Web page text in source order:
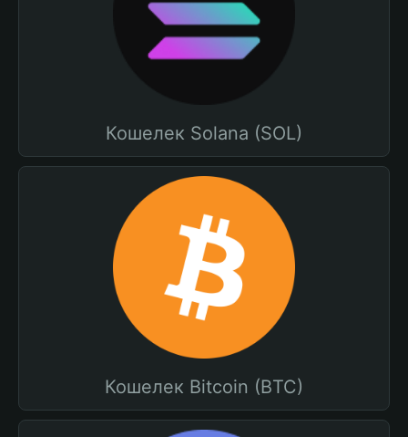
Кошелек Solana (SOL)
Кошелек Bitcoin (BTC)